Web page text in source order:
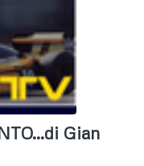
Gian